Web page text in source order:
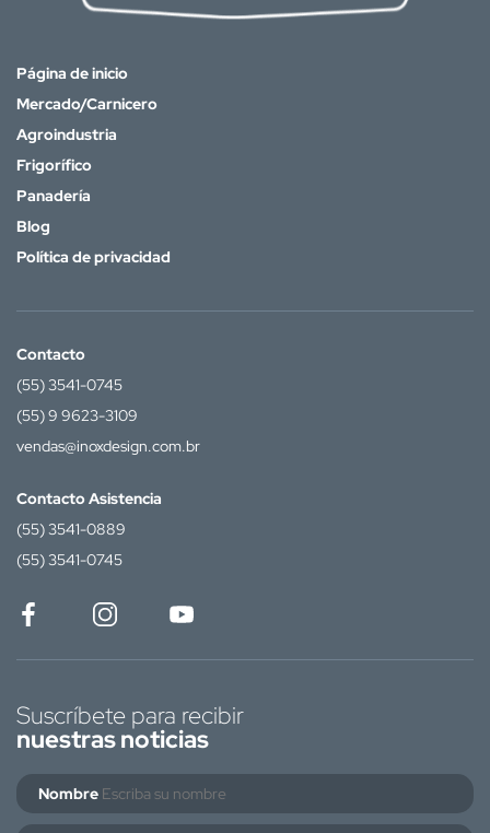
Página de inicio
Mercado/Carnicero
Agroindustria
Frigorífico
Panadería
Blog
Política de privacidad
Contacto
(55) 3541-0745
(55) 9 9623-3109
vendas@inoxdesign.com.br
Contacto Asistencia
(55) 3541-0889
(55) 3541-0745
Suscríbete para recibir
nuestras noticias
Nombre